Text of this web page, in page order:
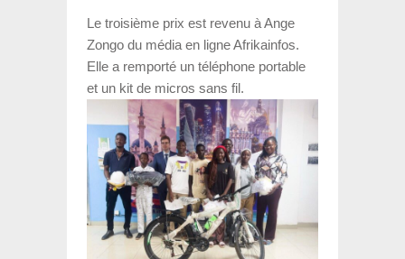
Le troisième prix est revenu àAnge
Zongo du média en ligneAfrikainfos.
Elle a remporté un téléphone portable
et un kit de micros sans fil.